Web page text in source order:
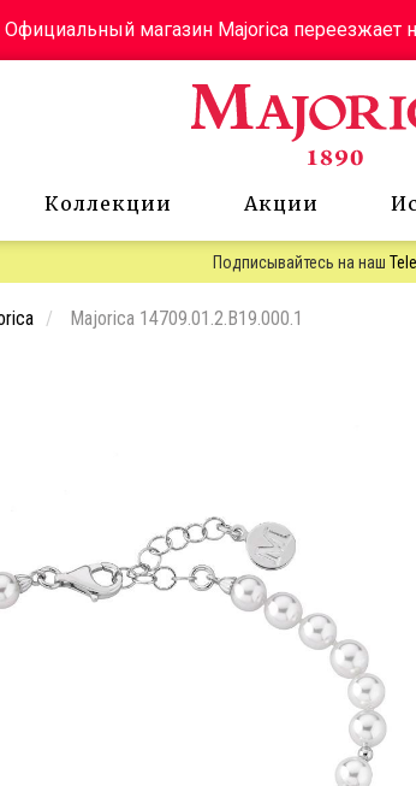
Официальный магазин Majorica переезжает
Коллекции Акции
Подписывайтесь на наш
Majorica 14709.01.2.B19.000.1